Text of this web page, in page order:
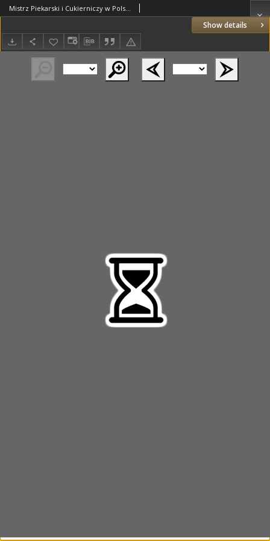
Show details
Mistrz Piekarski i Cukierniczy w Polsce: urzędowy organ Centralnego Zrzeszenia związków wojewódzkich i Cechów Piekarskich Rzeczypospolitej Polskiej oraz wojewódzkich Związków Cechów Piekarskich Wielkopolski, Pomorza i Śląska; Tygodnik poświęcony obronie interesów piekarstwa, cukiernictwa i wszelkich branż pokrewnych 1931.05.16 R.6 Nr20